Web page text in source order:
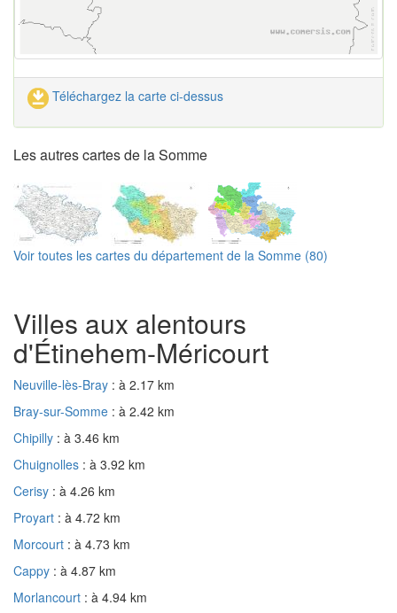
Téléchargez la carte ci-dessus
Les autres cartes de la Somme
Voir toutes les cartes du département de la Somme (80)
Villes aux alentours
d'Étinehem-Méricourt
Neuville-lès-Bray : à 2.17 km
Bray-sur-Somme : à 2.42 km
Chipilly : à 3.46 km
Chuignolles : à 3.92 km
Cerisy : à 4.26 km
Proyart : à 4.72 km
Morcourt : à 4.73 km
Cappy : à 4.87 km
Morlancourt : à 4.94 km